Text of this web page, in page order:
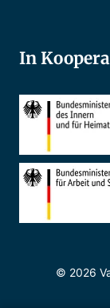
In
© 2026